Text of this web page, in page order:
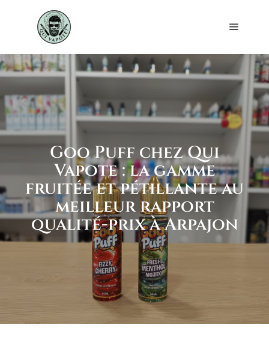
Goo Puff chez Qui
Vapote : la gamme
fruitée et pétillante au
meilleur rapport
qualité-prix à Arpajon